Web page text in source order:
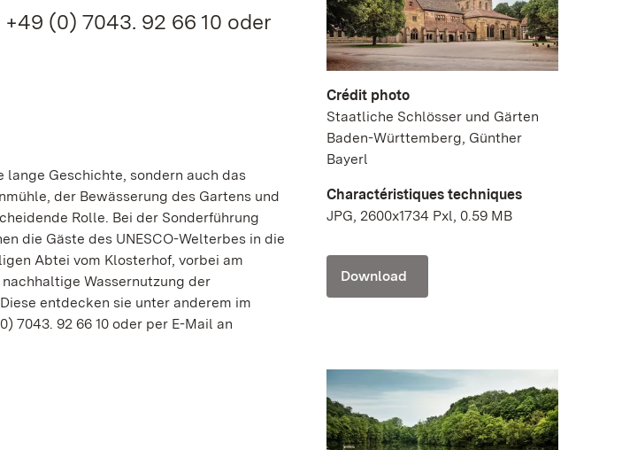
(0) 7043. 92 66 10 oder
Geschichte, sondern auch das
der Bewässerung des Gartens und
Rolle. Bei der Sonderführung
die Gäste des UNESCO-Welterbes in die
Abtei vom Klosterhof, vorbei am
Wassernutzung der
entdecken sie unter anderem im
7043. 92 66 10 oder per E-Mail an
Crédit photo
Staatliche Schlösser und Gärten
Baden-Württemberg, Günther
Bayerl
Charactéristiques techniques
JPG, 2600x1734 Pxl, 0.59 MB
Download